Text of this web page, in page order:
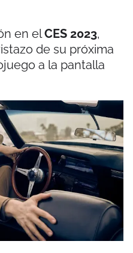
en elCES 2023,
de su próxima
a la pantalla